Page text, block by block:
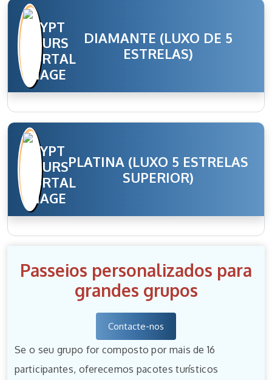
DIAMANTE (LUXO DE 5
ESTRELAS)
PLATINA (LUXO 5 ESTRELAS
SUPERIOR)
Passeios personalizados para
grandes grupos
Contacte-nos
Se o seu grupo for composto por mais de 16
participantes, oferecemos pacotes turísticos